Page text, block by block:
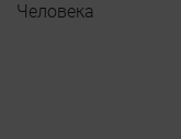
Человека